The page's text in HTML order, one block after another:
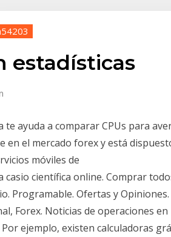
estadísticas
te ayuda a comparar CPUs para
en el mercado forex y está
móviles de
casio científica online. Comprar
Programable. Ofertas y
Forex. Noticias de operaciones en
ejemplo, existen calculadoras